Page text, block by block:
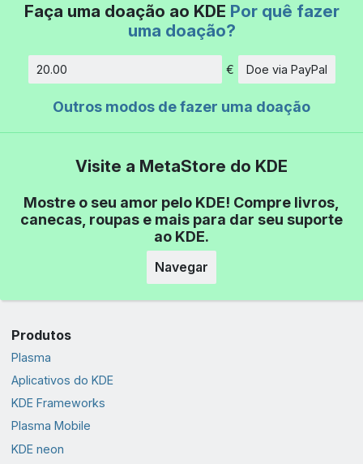
Faça uma doação ao KDE Por quê fazer
uma doação?
Quantidade
€ Doe via PayPal
Outros modos de fazer uma doação
Visite a MetaStore do KDE
Mostre o seu amor pelo KDE! Compre livros,
canecas, roupas e mais para dar seu suporte
ao KDE.
Navegar
Produtos
Plasma
Aplicativos do KDE
KDE Frameworks
Plasma Mobile
KDE neon